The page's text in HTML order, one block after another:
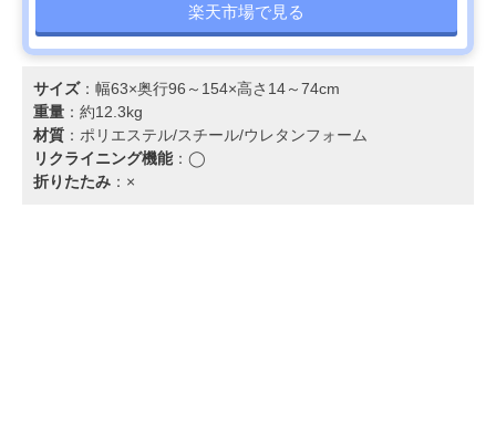
楽天市場で見る
サイズ：幅63×奥行96～154×高さ14～74cm
重量 ：約12.3kg
材質 ：ポリエステル/スチール/ウレタンフォーム
リクライニング機能：◯
折りたたみ ：×